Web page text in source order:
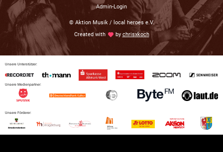
Admin-Login
© Aktion Musik / local heroes e.V.
Created withlove by chrisxkoch
Unsere Unterstützer:
Unsere Medienpartner:
Unsere Förderer: